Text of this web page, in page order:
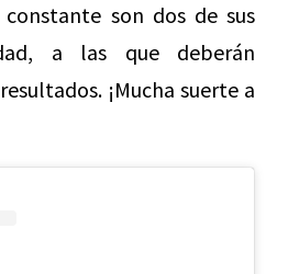
son dos de sus
a las que deberán
¡Mucha suerte a